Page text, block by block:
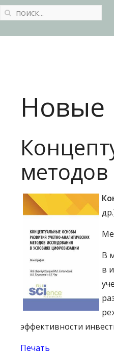
Новые
В
в
эффективности
Печать